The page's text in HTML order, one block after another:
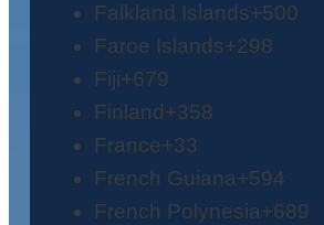
Falkland Islands+500
Faroe Islands+298
Fiji+679
Finland +358
France+33
French Guiana+594
French Polynesia+689